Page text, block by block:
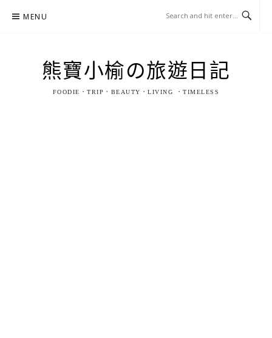
MENU
熊寶小榆の旅遊日記
FOODIE．TRIP．BEAUTY．LIVING ．TIMELESS